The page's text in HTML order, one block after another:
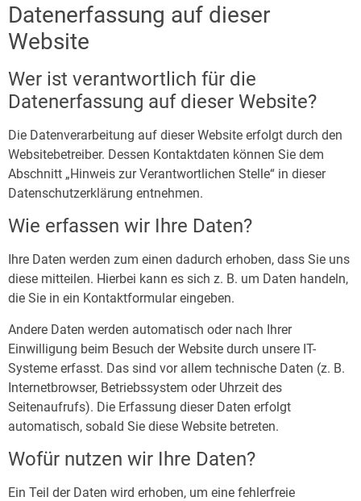
Datenerfassung auf dieser
Website
Wer ist verantwortlich für die
Datenerfassung auf dieser Website?
Die Datenverarbeitung auf dieser Website erfolgt durch den
Websitebetreiber. Dessen Kontaktdaten können Sie dem
Abschnitt „Hinweis zur Verantwortlichen Stelle“ in dieser
Datenschutzerklärung entnehmen.
Wie erfassen wir Ihre Daten?
Ihre Daten werden zum einen dadurch erhoben, dass Sie uns
diese mitteilen. Hierbei kann es sich z. B. um Daten handeln,
die Sie in ein Kontaktformular eingeben.
Andere Daten werden automatisch oder nach Ihrer
Einwilligung beim Besuch der Website durch unsere IT-
Systeme erfasst. Das sind vor allem technische Daten (z. B.
Internetbrowser, Betriebssystem oder Uhrzeit des
Seitenaufrufs). Die Erfassung dieser Daten erfolgt
automatisch, sobald Sie diese Website betreten.
Wofür nutzen wir Ihre Daten?
Ein Teil der Daten wird erhoben, um eine fehlerfreie